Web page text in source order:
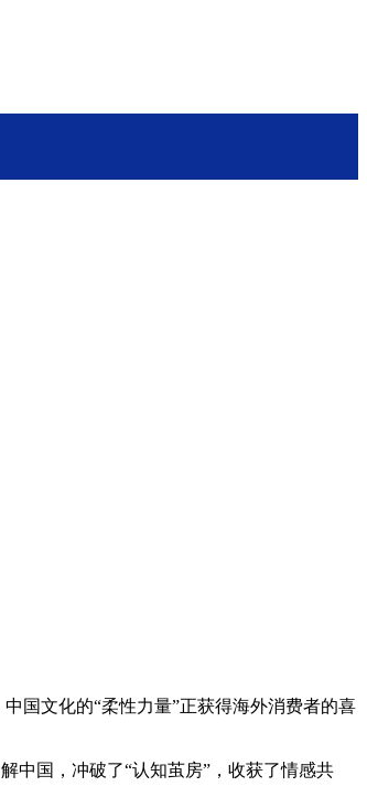
文化的“柔性力量”正获得海外消费者的喜
中国，冲破了“认知茧房”，收获了情感共